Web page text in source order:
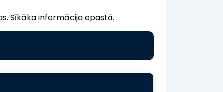
Sīkāka informācija epastā.